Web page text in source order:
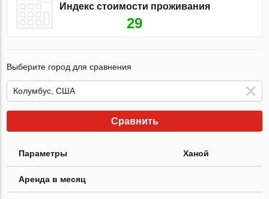
Индекс стоимости проживания
29
Выберите город для сравнения
Сравнить
Параметры Ханой
Аренда в месяц